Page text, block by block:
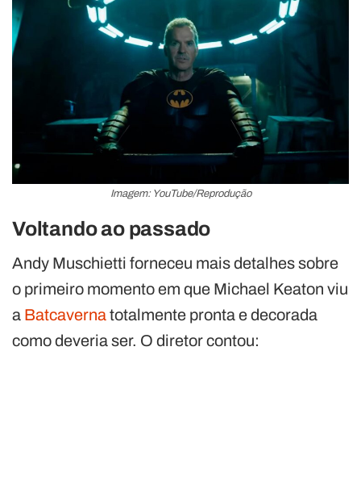
Imagem: YouTube/Reprodução
Voltando ao passado
Andy Muschietti forneceu mais detalhes sobre
o primeiro momento em que Michael Keaton viu
a Batcavernatotalmente pronta e decorada
como deveria ser. O diretor contou: